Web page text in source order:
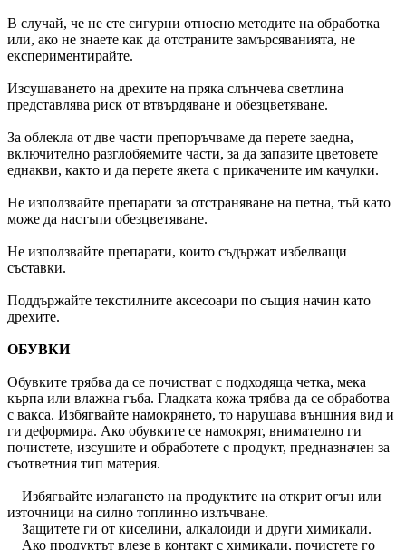
В случай, че не сте сигурни относно методите на обработка
или, ако не знаете как да отстраните замърсяванията, не
експериментирайте.
Изсушаването на дрехите на пряка слънчева светлина
представлява риск от втвърдяване и обезцветяване.
За облекла от две части препоръчваме да перете заедна,
включително разглобяемите части, за да запазите цветовете
еднакви, както и да перете якета с прикачените им качулки.
Не използвайте препарати за отстраняване на петна, тъй като
може да настъпи обезцветяване.
Не използвайте препарати, които съдържат избелващи
съставки.
Поддържайте текстилните аксесоари по същия начин като
дрехите.
ОБУВКИ
Обувките трябва да се почистват с подходяща четка, мека
кърпа или влажна гъба. Гладката кожа трябва да се обработва
с вакса. Избягвайте намокрянето, то нарушава външния вид и
ги деформира. Ако обувките се намокрят, внимателно ги
почистете, изсушите и обработете с продукт, предназначен за
съответния тип материя.
Избягвайте излагането на продуктите на открит огън или
източници на силно топлинно излъчване.
Защитете ги от киселини, алкалоиди и други химикали.
Ако продуктът влезе в контакт с химикали, почистете го